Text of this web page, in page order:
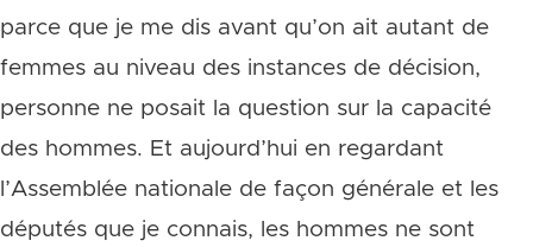
parce que je me dis avant qu’on ait autant de
femmes au niveau des instances de décision,
personne ne posait la question sur la capacité
des hommes. Et aujourd’hui en regardant
l’Assemblée nationale de façon générale et les
députés que je connais, les hommes ne sont